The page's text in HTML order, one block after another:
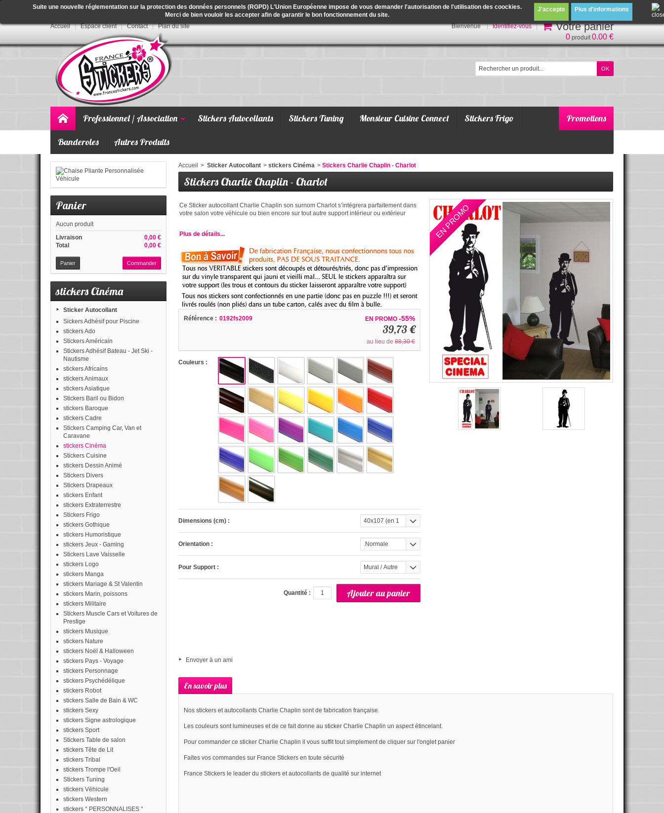
Accueil Espace client Contact Plan du site Bienvenue Identifiez-vous Votre panier
0 produit0.00 €
Promotions
Professionnel / Association Stickers Autocollants Stickers Tuning Monsieur Cuisine Connect Stickers Frigo
Banderoles Autres Produits
Suite une nouvelle réglementation sur la protection des données personnels (RGPD) L'Union Européenne impose de vous demander l'autorisation de l'utilisation des coockies.
Merci de bien vouloir les accepter afin de garantir le bon fonctionnement du site.
J'accepte Plus d'informations
Panier
Aucun produit
0,00 €
Livraison
0,00 €
Total
Panier Commander
stickers Cinéma
Sticker Autocollant
Sickers Adhésif pour Piscine
stickers Ado
Stickers Américain
Stickers Adhésif Bateau - Jet Ski -
Nautisme
stickers Africains
stickers Animaux
stickers Asiatique
Stickers Baril ou Bidon
stickers Baroque
stickers Cadre
Stickers Camping Car, Van et
Caravane
stickers Cinéma
Stickers Cuisine
stickers Dessin Animé
Stickers Divers
Stickers Drapeaux
stickers Enfant
stickers Extraterrestre
Stickers Frigo
stickers Gothique
stickers Humoristique
stickers Jeux - Gaming
Stickers Lave Vaisselle
stickers Logo
stickers Manga
stickers Mariage & St Valentin
stickers Marin, poissons
stickers Militaire
Stickers Muscle Cars et Voitures de
Prestige
stickers Musique
stickers Nature
stickers Noël & Halloween
stickers Pays - Voyage
stickers Personnage
stickers Psychédélique
stickers Robot
stickers Salle de Bain & WC
stickers Sexy
stickers Signe astrologique
stickers Sport
Stickers Table de salon
stickers Tête de Lit
stickers Tribal
stickers Trompe l'Oeil
Stickers Tuning
stickers Véhicule
stickers Western
stickers ° PERSONNALISES °
Accueil > Sticker Autocollant > stickers Cinéma > Stickers Charlie Chaplin - Charlot
Stickers Charlie Chaplin - Charlot
EN PROMO
Ce Sticker autocollant Charlie Chaplin son surnom Charlot s’intégrera parfaitement dans
votre salon votre véhicule ou bien encore sur tout autre support intérieur ou extérieur
Plus de détails...
EN PROMO-55%
39,73 €
au lieu de88,30 €
Référence : 0192fs2009
Couleurs :
Dimensions (cm) :
40x107 (en 1
partie)
Orientation :
.Normale
Pour Support :
Mural / Autre
(interieur)
Quantité :
Envoyer à un ami
En savoir plus
Nos stickers et autocollants Charlie Chaplin sont de fabrication française.
Les couleurs sont lumineuses et de ce fait donne au sticker Charlie Chaplin un aspect étincelant.
Pour commander ce sticker Charlie Chaplin il vous suffit tout simplement de cliquer sur l'onglet panier
Faites vos commandes sur France Stickers en toute sécurité
France Stickers le leader du stickers et autocollants de qualité sur internet